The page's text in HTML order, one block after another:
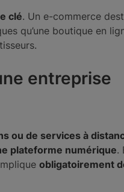
clé. Un e-commerce
qu’une boutique en
entreprise
ou de services à
plateforme numérique.
obligatoirement